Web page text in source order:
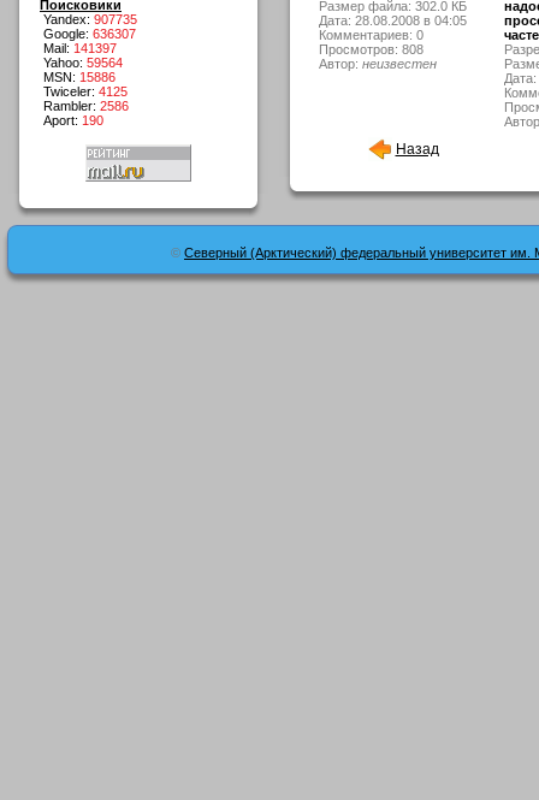
Поисковики
Yandex: 907735
Google: 636307
Mail: 141397
Yahoo: 59564
MSN: 15886
Twiceler: 4125
Rambler: 2586
Aport: 190
Размер файла: 302.0 КБ
Дата: 28.08.2008 в 04:05
Комментариев: 0
Просмотров: 808
Автор: неизвестен
Назад
© Северный (Арктический) федеральный университет